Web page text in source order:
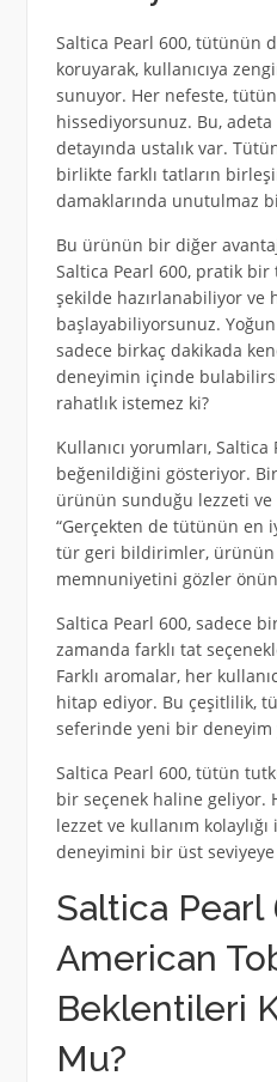
Saltica Pearl 600, tütünün
koruyarak, kullanıcıya
sunuyor. Her nefeste,
hissediyorsunuz. Bu,
detayında ustalık var.
birlikte farklı tatların
damaklarında unutulmaz
Bu ürünün bir diğer
Saltica Pearl 600, pratik bir
şekilde hazırlanabiliyor ve
başlayabiliyorsunuz.
sadece birkaç dakikada
deneyimin içinde
rahatlık istemez ki?
Kullanıcı yorumları,
beğenildiğini gösteriyor.
ürünün sunduğu lezzeti ve
“Gerçekten de tütünün en
tür geri bildirimler, ürünün
memnuniyetini gözler
Saltica Pearl 600, sadece
zamanda farklı tat
Farklı aromalar, her
hitap ediyor. Bu çeşitlilik,
seferinde yeni bir deneyim
Saltica Pearl 600, tütün
bir seçenek haline geliyor.
lezzet ve kullanım
deneyimini bir üst seviyeye
Saltica Pearl
American
Beklentileri
Mu?